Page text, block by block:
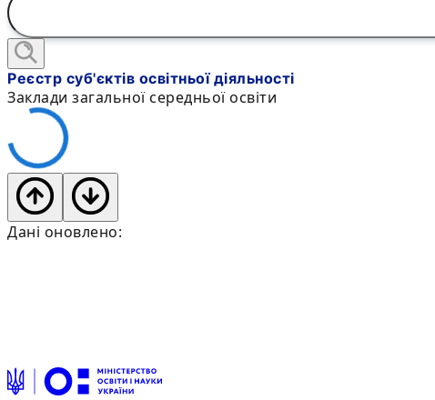
Реєстр суб'єктів освітньої діяльності
Заклади загальної середньої освіти
Дані оновлено: